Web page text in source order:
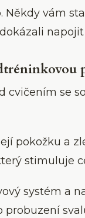
Někdy vám
cvičením se
pokožku a
stimuluje
systém a
probuzení